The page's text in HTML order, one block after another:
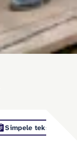
Simpele tekst